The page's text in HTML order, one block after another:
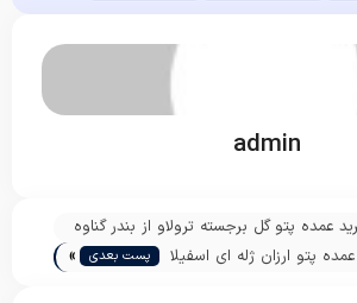
admin
عمده پتو گل برجسته ترولاو از بندر گناوه
پتو ارزان ژله ای اسفیلا
پست بعدی »